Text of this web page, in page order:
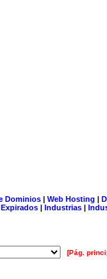
Dominios| Web Hosting |
| Industrias |
[Pág.